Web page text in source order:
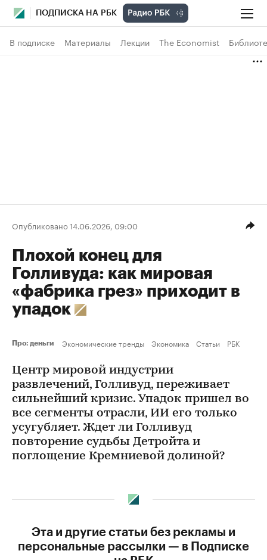
ПОДПИСКА НА РБК
В подписке Материалы Лекции The Economist
Опубликовано 14.06.2026, 09:00
Плохой конец для
Голливуда: как мировая
«фабрика грез» приходит в
упадок
Про: деньги Экономические тренды Экономика Статьи РБК
Центр мировой индустрии
развлечений, Голливуд, переживает
сильнейший кризис. Упадок пришел во
все сегменты отрасли, ИИ его только
усугубляет. Ждет ли Голливуд
повторение судьбы Детройта и
поглощение Кремниевой долиной?
Эта и другие статьи без рекламы и
персональные рассылки — в Подписке